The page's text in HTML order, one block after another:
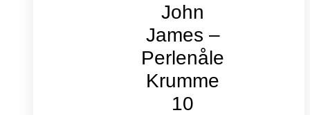
John
James –
Perlenåle
Krumme
10